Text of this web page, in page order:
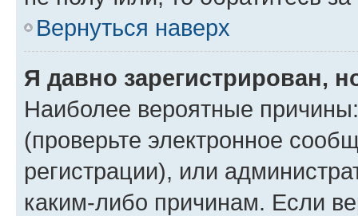
Вернуться наверх
Я давно зарегистрирован,
Наиболее вероятные
(проверьте электронное
регистрации), или
каким-либо причинам. Если